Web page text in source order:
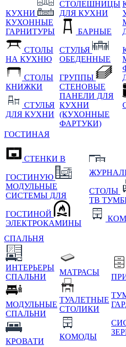
КУХНИ
КУХОННЫЕ
ГАРНИТУРЫ
СТОЛЫ
НА КУХНЮ
СТОЛЫ
КНИЖКИ
СТУЛЬЯ
ДЛЯ КУХНИ
СТОЛЕШНИЦЫ
ДЛЯ КУХНИ
БАРНЫЕ
СТУЛЬЯ
ОБЕДЕННЫЕ
ГРУППЫ
СТЕНОВЫЕ
ПАНЕЛИ ДЛЯ
КУХНИ
(КУХОННЫЕ
ФАРТУКИ)
ГОСТИНАЯ
СТЕНКИ В
ГОСТИНУЮ
МОДУЛЬНЫЕ
СИСТЕМЫ ДЛЯ
ГОСТИНОЙ
ЭЛЕКТРОКАМИНЫ
СТОЛЫ
ТВ
СПАЛЬНЯ
ИНТЕРЬЕРЫ
СПАЛЬНИ
МОДУЛЬНЫЕ
СПАЛЬНИ
КРОВАТИ
МАТРАСЫ
ТУАЛЕТНЫЕ
СТОЛИКИ
КОМОДЫ